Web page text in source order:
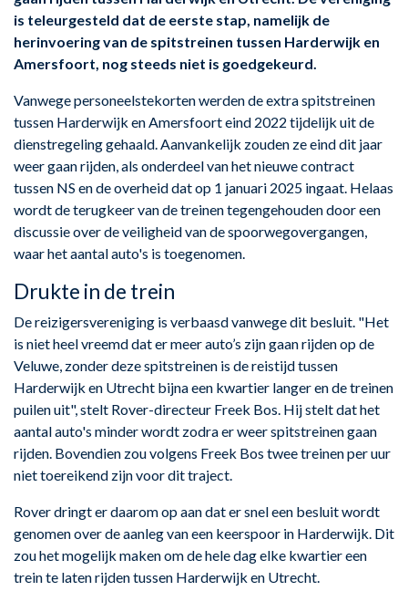
is teleurgesteld dat de eerste stap, namelijk de
herinvoering van de spitstreinen tussen Harderwijk en
Amersfoort, nog steeds niet is goedgekeurd.
Vanwege personeelstekorten werden de extra spitstreinen
tussen Harderwijk en Amersfoort eind 2022 tijdelijk uit de
dienstregeling gehaald. Aanvankelijk zouden ze eind dit jaar
weer gaan rijden, als onderdeel van het nieuwe contract
tussen NS en de overheid dat op 1 januari 2025 ingaat. Helaas
wordt de terugkeer van de treinen tegengehouden door een
discussie over de veiligheid van de spoorwegovergangen,
waar het aantal auto's is toegenomen.
Drukte in de trein
De reizigersvereniging is verbaasd vanwege dit besluit. "Het
is niet heel vreemd dat er meer auto’s zijn gaan rijden op de
Veluwe, zonder deze spitstreinen is de reistijd tussen
Harderwijk en Utrecht bijna een kwartier langer en de treinen
puilen uit", stelt Rover-directeur Freek Bos. Hij stelt dat het
aantal auto's minder wordt zodra er weer spitstreinen gaan
rijden. Bovendien zou volgens Freek Bos twee treinen per uur
niet toereikend zijn voor dit traject.
Rover dringt er daarom op aan dat er snel een besluit wordt
genomen over de aanleg van een keerspoor in Harderwijk. Dit
zou het mogelijk maken om de hele dag elke kwartier een
trein te laten rijden tussen Harderwijk en Utrecht.